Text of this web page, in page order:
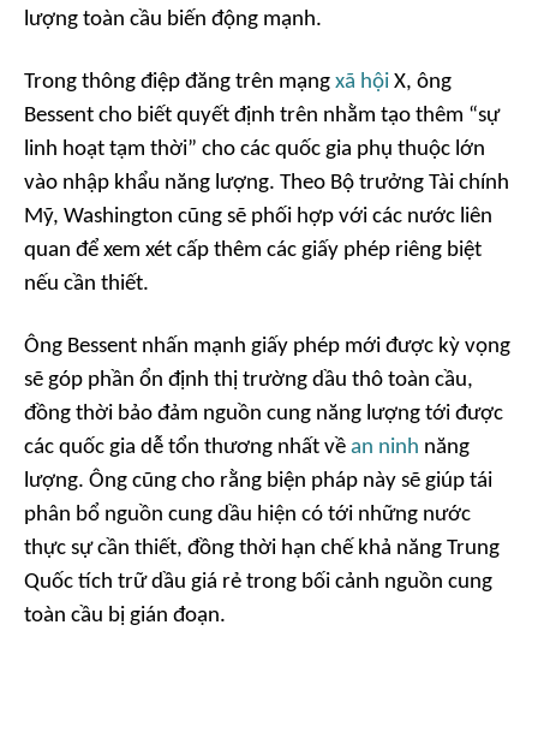
lượng toàn cầu biến động mạnh.
Trong thông điệp đăng trên mạng xã hội X, ông
Bessent cho biết quyết định trên nhằm tạo thêm “sự
linh hoạt tạm thời” cho các quốc gia phụ thuộc lớn
vào nhập khẩu năng lượng. Theo Bộ trưởng Tài chính
Mỹ, Washington cũng sẽ phối hợp với các nước liên
quan để xem xét cấp thêm các giấy phép riêng biệt
nếu cần thiết.
Ông Bessent nhấn mạnh giấy phép mới được kỳ vọng
sẽ góp phần ổn định thị trường dầu thô toàn cầu,
đồng thời bảo đảm nguồn cung năng lượng tới được
các quốc gia dễ tổn thương nhất về an ninh năng
lượng. Ông cũng cho rằng biện pháp này sẽ giúp tái
phân bổ nguồn cung dầu hiện có tới những nước
thực sự cần thiết, đồng thời hạn chế khả năng Trung
Quốc tích trữ dầu giá rẻ trong bối cảnh nguồn cung
toàn cầu bị gián đoạn.